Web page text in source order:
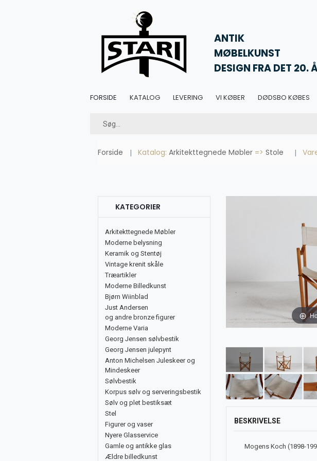
ANTIK
MØBELKUNST
DESIGN FRA DET 20.
FORSIDE KATALOG LEVERING VI KØBER DØDSBO KØBES
Forside Katalog: Arkitekttegnede Møbler=> Stole
KATEGORIER
Arkitekttegnede Møbler
Moderne belysning
Keramik og Stentøj
Vintage krenit skåle
Træartikler
Moderne Billedkunst
Bjørn Wiinblad
Just Andersen
og andre bronze figurer
Moderne Varia
Georg Jensen sølvbestik
Georg Jensen julepynt
Anton Michelsen Juleskeer og
Mindeskeer
Sølvbestik
Korpus sølv og serveringsbestik
Sølv og plet bestiksæt
Stel
Figurer og vaser
Nyere Glasservice
Gamle og antikke glas
Ældre billedkunst
BESKRIVELSE
Mogens Koch (1898-